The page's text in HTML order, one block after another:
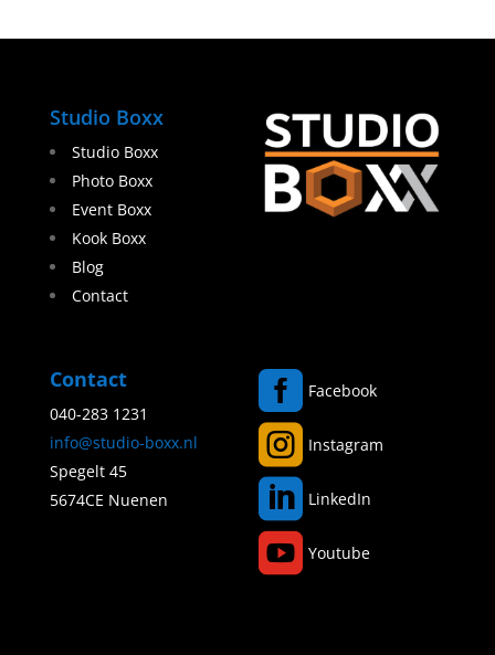
Studio Boxx
Studio Boxx
Photo Boxx
Event Boxx
Kook Boxx
Blog
Contact
Contact
040-283 1231
info@studio-boxx.nl
Spegelt 45
5674CE Nuenen
 Facebook
 Instagram
 LinkedIn
 Youtube